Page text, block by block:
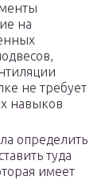
на
не требует
навыков
определить
туда
имеет